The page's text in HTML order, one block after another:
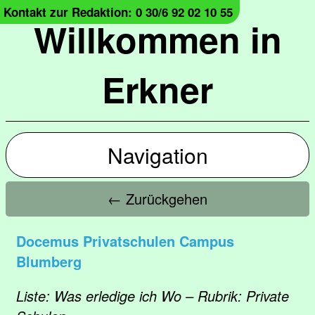
Willkommen in
Erkner
Kontakt zur Redaktion: 0 30/6 92 02 10 55
Navigation
← Zurückgehen
Docemus Privatschulen Campus
Blumberg
Liste: Was erledige ich Wo – Rubrik: Private